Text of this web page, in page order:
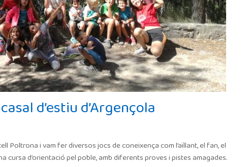
d’estiu d’Argençola
Poltrona i vam fer diversos jocs de coneixença com l’aïllant, el fan, el
cursa d’orientació pel poble, amb diferents proves i pistes amagades.